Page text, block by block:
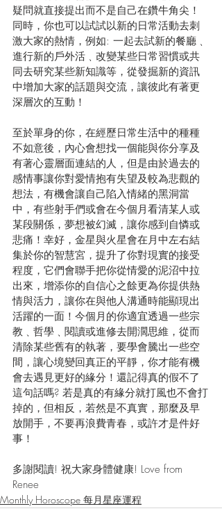
疑問就直接提出而不是自己在鑽牛角尖！
同時，你也可以試試以新的日常活動去刺
激大家的熱情，例如: 一起去試新的餐廳﹑
進行新的戶外活﹑改變某些日常習慣或共
同去研究某些新知識等，從發掘新的資訊
中增加大家的話題與交流，讓彼此有著更
深層次的互動！
至於單身的你，在經歷日常生活中的種種
不如意後，內心會想找一個能與你分享及
有著心靈層面連結的人，但是由於過去的
感情事讓你對愛情抱有失望及較為悲觀的
想法，有機會讓自己陷入情緒的黑洞當
中，有些射手們或會在今個月看清某人或
某段關係，夢想被幻滅，讓你感到自憐或
悲痛！幸好，金星與火星會在月中左右結
集於你的智慧宮，提升了你對現實的接受
程度，它們會聯手把你從情愛的泥沼中拉
出來，增添你的自信心之餘更為你提供熱
情與活力，讓你在與他人溝通時能顯現出
活躍的一面！今個月的你適宜透過一些宗
教﹑哲學﹑閱讀或進修去開濶思維，從而
清除某些舊有的執著，要學會騰出一些空
間，讓心境變回真正的平靜，你才能有機
會去遇見更好的緣分！還記得真的假不了
這句話嗎? 若是真的有緣分就打風也不會打
掉的，但相反，若然是不真實，那麼及早
放開手，不要再浪費青春，或許才是件好
事！
多謝閱讀! 祝大家身體健康! Love from
Renee
Monthly Horoscope 每月星座運程